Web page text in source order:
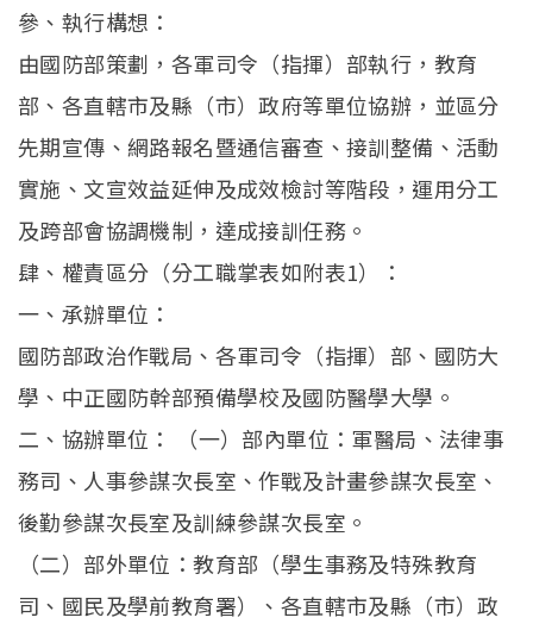
參、執行構想：
由國防部策劃，各軍司令（指揮）部執行，教育
部、各直轄市及縣（市）政府等單位協辦，並區分
先期宣傳、網路報名暨通信審查、接訓整備、活動
實施、文宣效益延伸及成效檢討等階段，運用分工
及跨部會協調機制，達成接訓任務。
肆、權責區分（分工職掌表如附表1）：
一、承辦單位：
國防部政治作戰局、各軍司令（指揮）部、國防大
學、中正國防幹部預備學校及國防醫學大學。
二、協辦單位： （一）部內單位：軍醫局、法律事
務司、人事參謀次長室、作戰及計畫參謀次長室、
後勤參謀次長室及訓練參謀次長室。
（二）部外單位：教育部（學生事務及特殊教育
司、國民及學前教育署）、各直轄市及縣（市）政